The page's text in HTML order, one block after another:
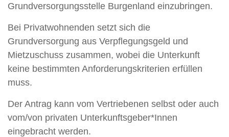
Grundversorgungsstelle Burgenland einzubringen.
Bei Privatwohnenden setzt sich die
Grundversorgung aus Verpflegungsgeld und
Mietzuschuss zusammen, wobei die Unterkunft
keine bestimmten Anforderungskriterien erfüllen
muss.
Der Antrag kann vom Vertriebenen selbst oder auch
vom/von privaten Unterkunftsgeber*Innen
eingebracht werden.